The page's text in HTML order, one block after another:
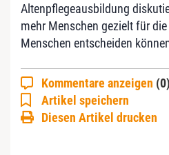
Altenpflegeausbildung
mehr Menschen gezielt für
Menschen entscheiden
Kommentare anzeigen (0)
Artikel speichern
Diesen Artikel drucken